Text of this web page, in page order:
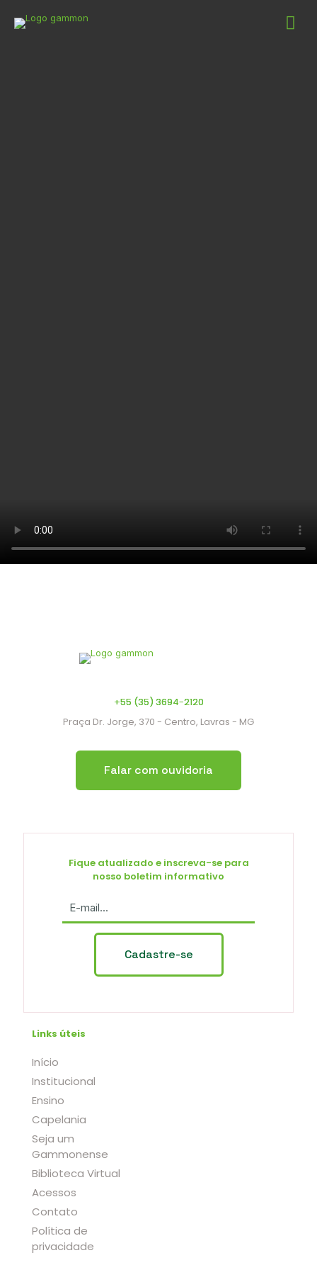
+55 (35) 3694-2120
Praça Dr. Jorge, 370 - Centro, Lavras - MG
Falar com ouvidoria
Links úteis
Início
Institucional
Ensino
Capelania
Seja um
Gammonense
Biblioteca Virtual
Acessos
Contato
Política de
privacidade
Fique atualizado e inscreva-se para
nosso boletim informativo